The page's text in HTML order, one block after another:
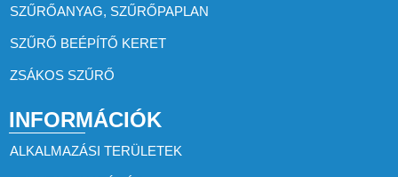
SZŰRŐANYAG, SZŰRŐPAPLAN
SZŰRŐ BEÉPÍTŐ KERET
ZSÁKOS SZŰRŐ
INFORMÁCIÓK
ALKALMAZÁSI TERÜLETEK